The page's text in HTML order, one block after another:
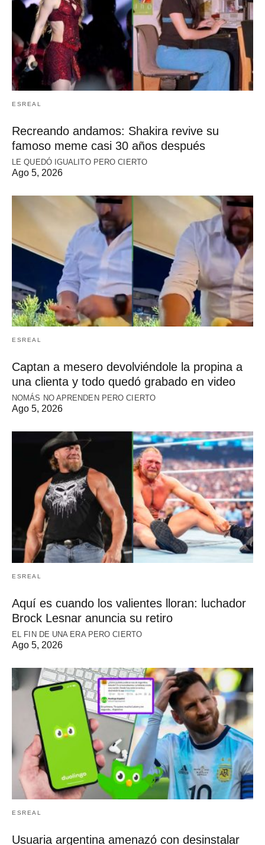
ESREAL
Recreando andamos: Shakira revive su
famoso meme casi 30 años después
LE QUEDÓ IGUALITO PERO CIERTO
Ago 5, 2026
ESREAL
Captan a mesero devolviéndole la propina a
una clienta y todo quedó grabado en video
NOMÁS NO APRENDEN PERO CIERTO
Ago 5, 2026
ESREAL
Aquí es cuando los valientes lloran: luchador
Brock Lesnar anuncia su retiro
EL FIN DE UNA ERA PERO CIERTO
Ago 5, 2026
ESREAL
Usuaria argentina amenazó con desinstalar